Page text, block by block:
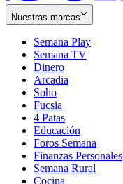
Nuestras marcas
Semana Play
Semana TV
Dinero
Arcadia
Soho
in
new
window
Fucsia
in
new
window
4 Patas
Educación
Foros Semana
Finanzas Personales
Semana Rural
Cocina